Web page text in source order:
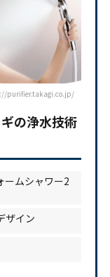
purifier.takagi.co.jp/
の浄水技術
ームシャワー2
ザイン